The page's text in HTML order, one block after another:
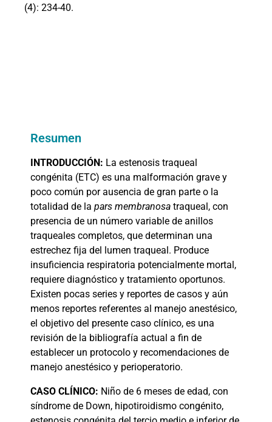
(4): 234-40.
Resumen
INTRODUCCIÓN: La estenosis traqueal
congénita (ETC) es una malformación grave y
poco común por ausencia de gran parte o la
totalidad de la pars membranosa traqueal, con
presencia de un número variable de anillos
traqueales completos, que determinan una
estrechez fija del lumen traqueal. Produce
insuficiencia respiratoria potencialmente mortal,
requiere diagnóstico y tratamiento oportunos.
Existen pocas series y reportes de casos y aún
menos reportes referentes al manejo anestésico,
el objetivo del presente caso clínico, es una
revisión de la bibliografía actual a fin de
establecer un protocolo y recomendaciones de
manejo anestésico y perioperatorio.
CASO CLÍNICO: Niño de 6 meses de edad, con
síndrome de Down, hipotiroidismo congénito,